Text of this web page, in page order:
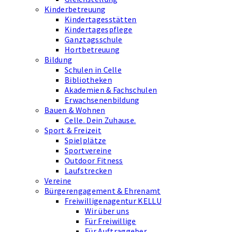
Kinderbetreuung
Kindertagesstätten
Kindertagespflege
Ganztagsschule
Hortbetreuung
Bildung
Schulen in Celle
Bibliotheken
Akademien & Fachschulen
Erwachsenenbildung
Bauen & Wohnen
Celle. Dein Zuhause.
Sport & Freizeit
Spielplätze
Sportvereine
Outdoor Fitness
Laufstrecken
Vereine
Bürgerengagement & Ehrenamt
Freiwilligenagentur KELLU
Wir über uns
Für Freiwillige